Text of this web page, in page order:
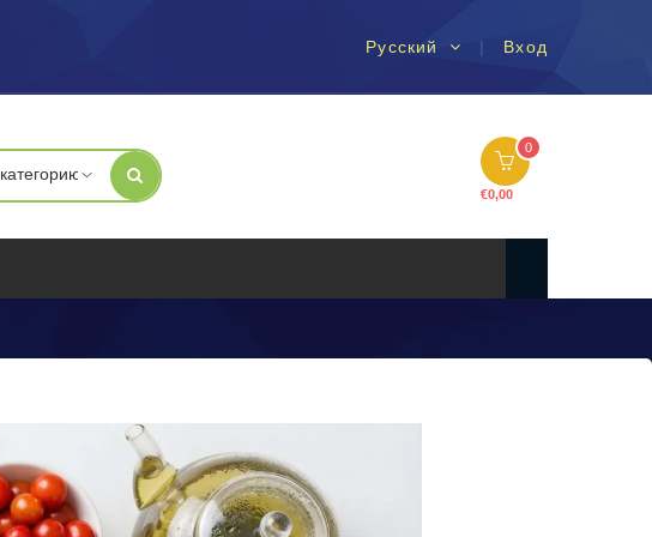
Русский Вход
0
€0,00